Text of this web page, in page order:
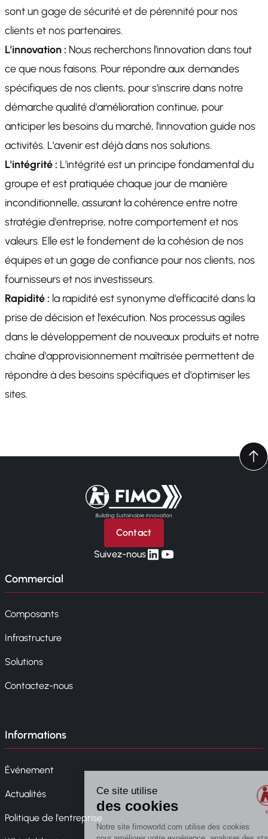
sont un gage de sécurité et de pérennité pour nos
clients et nos partenaires.
L'innovation : Nous recherchons l'innovation dans tout
ce que nous faisons. Pour répondre aux demandes
spécifiques de nos clients, pour s'inscrire dans notre
démarche qualité d'amélioration continue, pour
anticiper les besoins du marché, l'innovation guide nos
activités. L'avenir est déjà dans nos solutions.
L'intégrité : L'intégrité est un principe fondamental du
groupe et est pratiquée chaque jour de manière
inconditionnelle, assurant la cohérence entre notre
stratégie d'entreprise, notre comportement et nos
valeurs. Elle est le fondement de la cohésion de nos
équipes et un gage de confiance pour nos clients, nos
fournisseurs et nos investisseurs.
Rapidité : la rapidité est synonyme d'efficacité dans la
prise de décision et l'exécution. Nos processus agiles
dans le développement de nouveaux produits et notre
chaîne d'approvisionnement maîtrisée permettent de
répondre à des besoins spécifiques et d'optimiser les
sites.
Retour à l'accueil
Contact
Suivez-nouslinkedin
yt
Commercial
Composants
Infrastructure
Solutions
Contactez-nous
Informations
Événement
Actualités
Politique de l'entreprise